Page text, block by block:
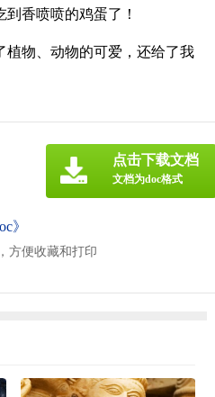
香喷喷的鸡蛋了！
植物、动物的可爱，还给了我
》
方便收藏和打印
点击下载文档
文档为doc格式